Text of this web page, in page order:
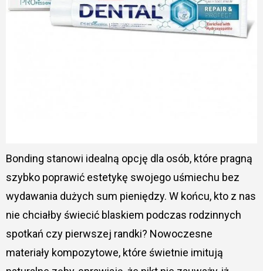
Bonding stanowi idealną opcję dla osób, które pragną
szybko poprawić estetykę swojego uśmiechu bez
wydawania dużych sum pieniędzy. W końcu, kto z nas
nie chciałby świecić blaskiem podczas rodzinnych
spotkań czy pierwszej randki? Nowoczesne
materiały kompozytowe, które świetnie imitują